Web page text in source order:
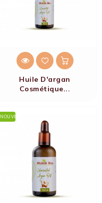
Huile D'argan
Cosmétique...
NOUVEAU